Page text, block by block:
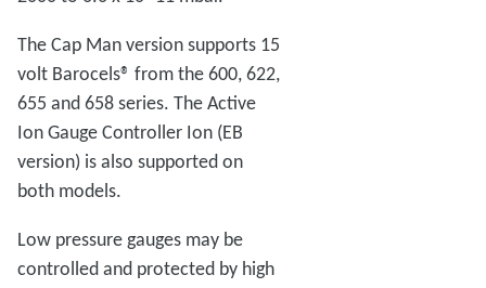
The Cap Man version supports 15
volt Barocels® from the 600, 622,
655 and 658 series. The Active
Ion Gauge Controller Ion (EB
version) is also supported on
both models.
Low pressure gauges may be
controlled and protected by high